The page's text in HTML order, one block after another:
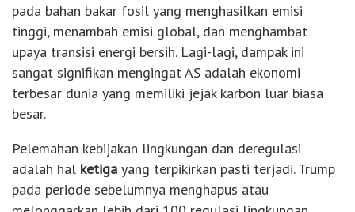
pada bahan bakar fosil yang menghasilkan emisi
tinggi, menambah emisi global, dan menghambat
upaya transisi energi bersih. Lagi-lagi, dampak ini
sangat signifikan mengingat AS adalah ekonomi
terbesar dunia yang memiliki jejak karbon luar biasa
besar.
Pelemahan kebijakan lingkungan dan deregulasi
adalah hal ketiga yang terpikirkan pasti terjadi. Trump
pada periode sebelumnya menghapus atau